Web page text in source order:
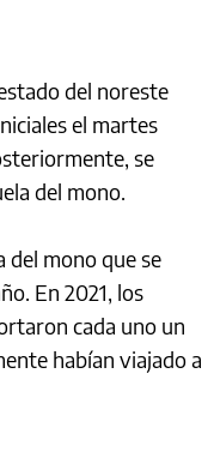
del noreste
el martes
se
del mono.
del mono que se
En 2021, los
cada uno un
habían viajado a